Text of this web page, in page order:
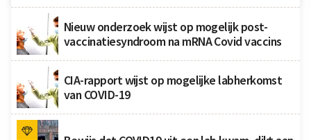
Nieuw onderzoek wijst op mogelijk post-
vaccinatiesyndroom na mRNA Covid vaccins
CIA-rapport wijst op mogelijke labherkomst
van COVID-19